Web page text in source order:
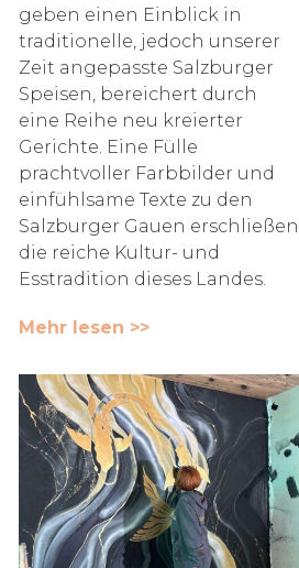
geben einen Einblick in
traditionelle, jedoch unserer
Zeit angepasste Salzburger
Speisen, bereichert durch
eine Reihe neu kreierter
Gerichte. Eine Fülle
prachtvoller Farbbilder und
einfühlsame Texte zu den
Salzburger Gauen erschließen
die reiche Kultur- und
Esstradition dieses Landes.
Mehr lesen >>